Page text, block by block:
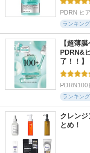
PDRN ヒ
ランキン
【超薄
PDRN&
了！！
PDRN100
ランキン
クレンジ
とめ！